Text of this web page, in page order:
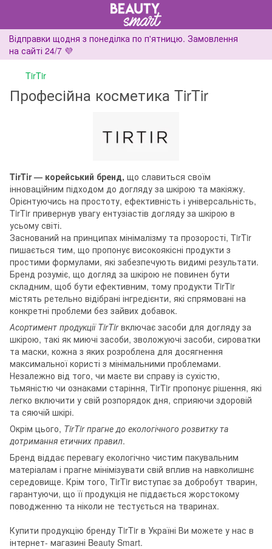
Відправки щодня з понеділка по п'ятницю. Замовлення
на сайті 24/7 💜
TirTir
Професійна косметика TirTir
TirTir — корейський бренд, що славиться своїм
інноваційним підходом до догляду за шкірою та макіяжу.
Орієнтуючись на простоту, ефективність і універсальність,
TirTir привернув увагу ентузіастів догляду за шкірою в
усьому світі.
Заснований на принципах мінімалізму та прозорості, TirTir
пишається тим, що пропонує високоякісні продукти з
простими формулами, які забезпечують видимі результати.
Бренд розуміє, що догляд за шкірою не повинен бути
складним, щоб бути ефективним, тому продукти TirTir
містять ретельно відібрані інгредієнти, які спрямовані на
конкретні проблеми без зайвих добавок.
Асортимент продукції TirTirвключає засоби для догляду за
шкірою, такі як миючі засоби, зволожуючі засоби, сироватки
та маски, кожна з яких розроблена для досягнення
максимальної користі з мінімальними проблемами.
Незалежно від того, чи маєте ви справу із сухістю,
тьмяністю чи ознаками старіння, TirTir пропонує рішення, які
легко включити у свій розпорядок дня, сприяючи здоровій
та сяючій шкірі.
Окрім цього, TirTir прагне до екологічного розвитку та
дотримання етичних правил.
Бренд віддає перевагу екологічно чистим пакувальним
матеріалам і прагне мінімізувати свій вплив на навколишнє
середовище. Крім того, TirTir виступає за добробут тварин,
гарантуючи, що її продукція не піддається жорстокому
поводженню та ніколи не тестується на тваринах.
Купити продукцію бренду TirTir в Україні Ви можете у нас в
інтернет- магазині Beauty Smart.